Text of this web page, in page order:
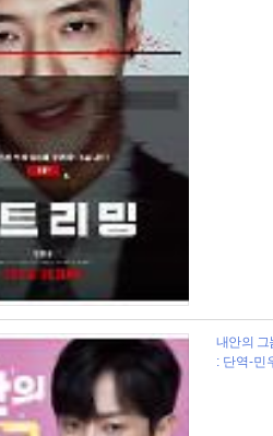
내안의 그
: 단역-민